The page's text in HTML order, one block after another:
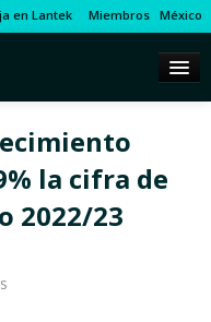
en Lantek Miembros México
la cifra de
2022/23